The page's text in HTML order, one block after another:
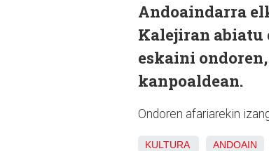
Andoaindarra
Kalejiran abiatu
eskaini
kanpoaldean.
Ondoren afariarekin
KULTURA ANDOAIN